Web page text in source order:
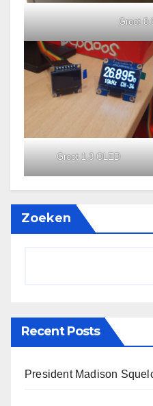
Groot
Groot 1.3 OLED
Zoeken
Recent Posts
President Madison